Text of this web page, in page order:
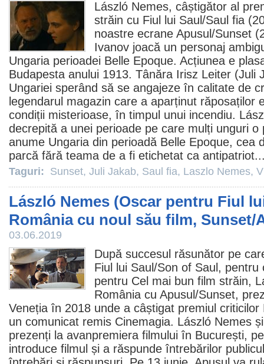
László Nemes, câștigător al
străin cu Fiul lui Saul /Saul fia
noastre ecrane Apusul /Sunset
Ivanov joacă un personaj
Ungaria perioadei Belle Epoque. Acțiunea e
Budapesta anului 1913. Tânăra Irisz Leiter (Juli
Ungariei sperând să se angajeze în calitate de
legendarul magazin care a aparținut răposaților
condiții misterioase, în timpul unui incendiu.
decrepită a unei perioade pe care mulți unguri o
anume Ungaria din perioadă Belle Epoque, cea
parcă fără teama de a fi etichetat ca
Taguri: Sunset, Juli Jakab, Saul fia, Laszlo Nemes,
László Nemes (Oscar pentru Fiul
România cu noul său film, Sunset/
03.06.2019
După succesul răsunător pe
Fiul lui Saul /Son of Saul, pentru
pentru Cel mai bun film străin,
România cu Apusul /Sunset,
Veneția în 2018 unde a câștigat premiul criticilor
un comunicat remis Cinemagia. László Nemes
prezenți la avanpremiera filmului în București,
introduce filmul și a răspunde întrebărilor